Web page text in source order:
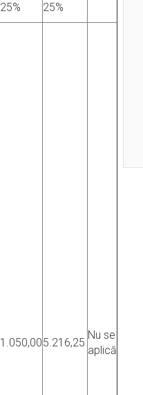
25%
25%
1.050,005.216,25
Nu se
aplică